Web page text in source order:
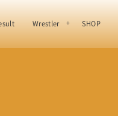
Wrestler SHOP